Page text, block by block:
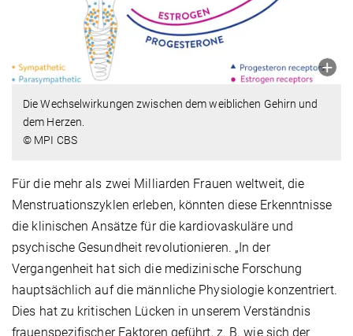
Die Wechselwirkungen zwischen dem weiblichen Gehirn und
dem Herzen.
© MPI CBS
Für die mehr als zwei Milliarden Frauen weltweit, die
Menstruationszyklen erleben, könnten diese Erkenntnisse
die klinischen Ansätze für die kardiovaskuläre und
psychische Gesundheit revolutionieren. „In der
Vergangenheit hat sich die medizinische Forschung
hauptsächlich auf die männliche Physiologie konzentriert.
Dies hat zu kritischen Lücken in unserem Verständnis
frauenspezifischer Faktoren geführt, z. B. wie sich der